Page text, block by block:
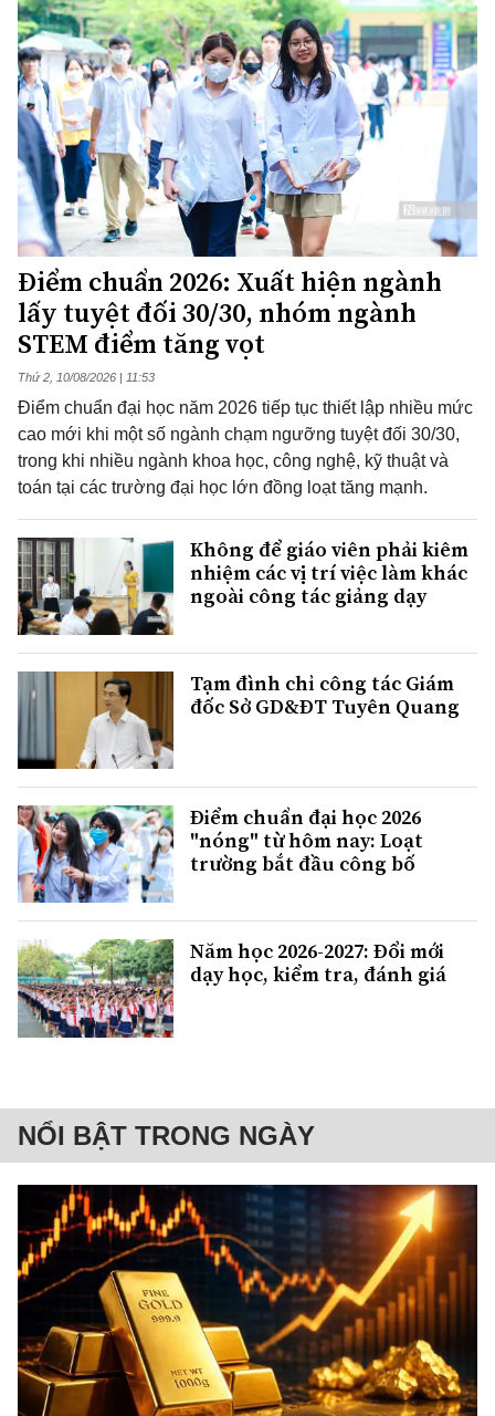
Điểm chuẩn 2026: Xuất hiện ngành
lấy tuyệt đối 30/30, nhóm ngành
STEM điểm tăng vọt
Thứ 2, 10/08/2026 | 11:53
Điểm chuẩn đại học năm 2026 tiếp tục thiết lập nhiều mức
cao mới khi một số ngành chạm ngưỡng tuyệt đối 30/30,
trong khi nhiều ngành khoa học, công nghệ, kỹ thuật và
toán tại các trường đại học lớn đồng loạt tăng mạnh.
Không để giáo viên phải kiêm
nhiệm các vị trí việc làm khác
ngoài công tác giảng dạy
Tạm đình chỉ công tác Giám
đốc Sở GD&ĐT Tuyên Quang
Điểm chuẩn đại học 2026
"nóng" từ hôm nay: Loạt
trường bắt đầu công bố
Năm học 2026-2027: Đổi mới
dạy học, kiểm tra, đánh giá
NỔI BẬT TRONG NGÀY